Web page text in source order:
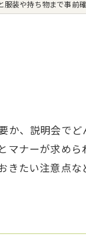
服装や持ち物まで事前
か、説明会でど
マナーが求めら
きたい注意点な